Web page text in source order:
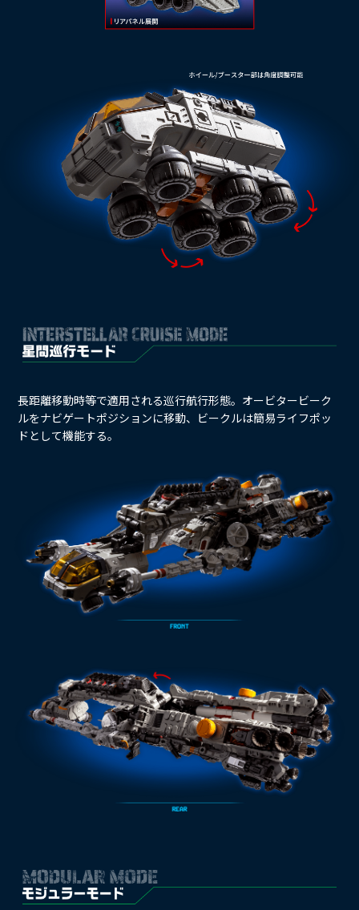
長距離移動時等で適用される巡行航行形態。オービタービーク
ルをナビゲートポジションに移動、ビークルは簡易ライフポッ
ドとして機能する。